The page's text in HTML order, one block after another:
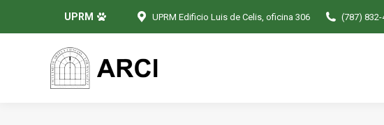
UPRM UPRM Edificio Luis de Celis, oficina 306 (787) 832-